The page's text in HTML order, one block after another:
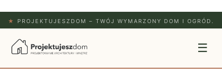
★ PROJEKTUJESZDOM – TWÓJ WYMARZONY DOM I OGRÓD.
☰